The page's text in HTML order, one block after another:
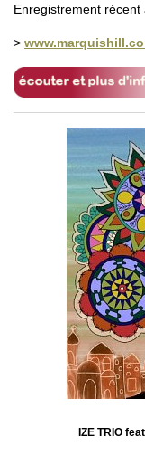
Enregistrement récent
>
IZE TRIO